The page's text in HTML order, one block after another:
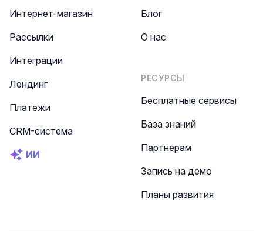
Интернет-магазин
Рассылки
Интеграции
Лендинг
Платежи
CRM-система
ИИ
Блог
О нас
РЕСУРСЫ
Бесплатные сервисы
База знаний
Партнерам
Запись на демо
Планы развития